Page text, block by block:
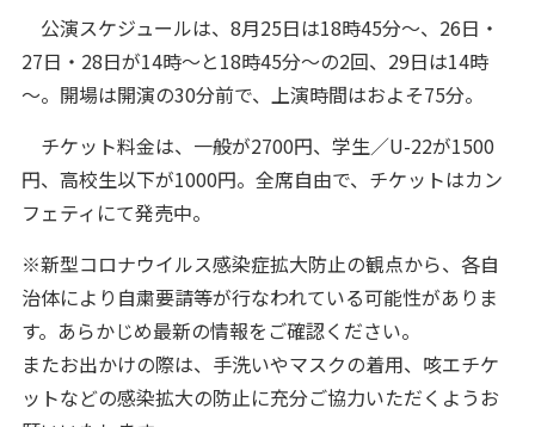
公演スケジュールは、8月25日は18時45分～、26日・
27日・28日が14時～と18時45分～の2回、29日は14時
～。開場は開演の30分前で、上演時間はおよそ75分。
チケット料金は、一般が2700円、学生／U-22が1500
円、高校生以下が1000円。全席自由で、チケットはカン
フェティにて発売中。
※新型コロナウイルス感染症拡大防止の観点から、各自
治体により自粛要請等が行なわれている可能性がありま
す。あらかじめ最新の情報をご確認ください。
またお出かけの際は、手洗いやマスクの着用、咳エチケ
ットなどの感染拡大の防止に充分ご協力いただくようお